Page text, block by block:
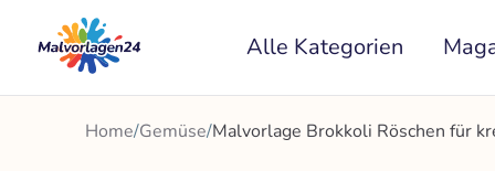
Inhalt
springen
Alle Kategorien
Home/Gemüse/Malvorlage Brokkoli Röschen für